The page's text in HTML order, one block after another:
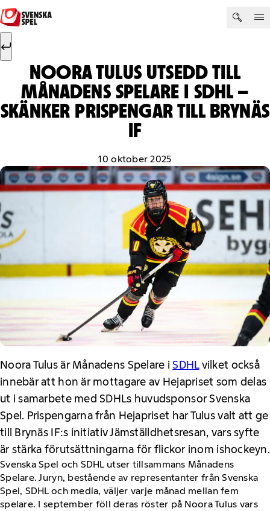
Hoppa till innehåll
Sök efter:
NOORA TULUS UTSEDD TILL
MÅNADENS SPELARE I SDHL –
SKÄNKER PRISPENGAR TILL BRYNÄS
IF
10 oktober 2025
Noora Tulus är Månadens Spelare iSDHLvilket också
innebär att hon är mottagare av Hejapriset som delas
ut i samarbete med SDHLs huvudsponsor Svenska
Spel. Prispengarna från Hejapriset har Tulus valt att ge
till Brynäs IF:s initiativ Jämställdhetsresan, vars syfte
är stärka förutsättningarna för flickor inom ishockeyn.
Svenska Spel och SDHL utser tillsammans Månadens
Spelare. Juryn, bestående av representanter från Svenska
Spel, SDHL och media, väljer varje månad mellan fem
spelare. I september föll deras röster på Noora Tulus vars